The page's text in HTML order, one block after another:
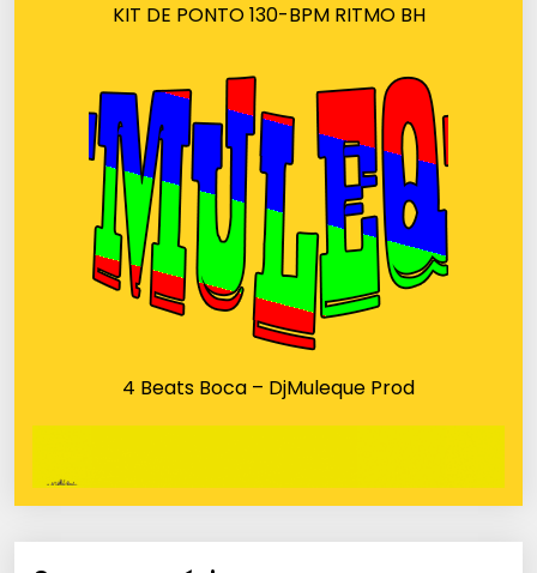
KIT DE PONTO 130-BPM RITMO BH
4 Beats Boca – DjMuleque Prod